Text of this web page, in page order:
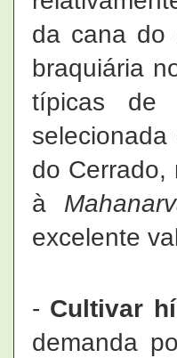
da cana do
braquiária
típicas de
do Cerrado,
à
excelente
- Cultivar
demanda